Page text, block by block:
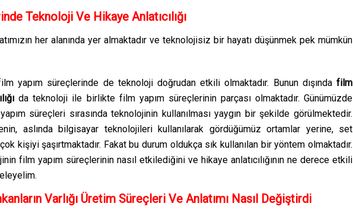
Teknoloji Ve Hikaye Anlatıcılığı
her alanında yer almaktadır ve teknolojisiz bir hayatı düşünmek pek mümkün
yapım süreçlerinde de teknoloji doğrudan etkili olmaktadır. Bunun dışında film
da teknoloji ile birlikte film yapım süreçlerinin parçası olmaktadır. Günümüzde
süreçleri sırasında teknolojinin kullanılması yaygın bir şekilde görülmektedir.
aslında bilgisayar teknolojileri kullanılarak gördüğümüz ortamlar yerine, set
kişiyi şaşırtmaktadır. Fakat bu durum oldukça sık kullanılan bir yöntem olmaktadır.
film yapım süreçlerinin nasıl etkilediğini ve hikaye anlatıcılığının ne derece etkili
Varlığı Üretim Süreçleri Ve Anlatımı Nasıl Değiştirdi